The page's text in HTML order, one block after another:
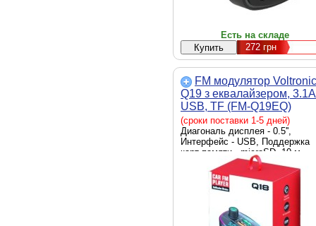
Есть на складе
272грн
FM модулятор Voltronic
Q19 з еквалайзером,
USB, TF (FM-Q19EQ)
(сроки поставки 1-5 дней)
Диагональ дисплея - 0.5'',
Интерфейс - USB, Поддержка
карт памяти - microSD, 10 м,
Минимальный частотный
диапазон, МГц - 87.5,
Максимальный частотный
диапазон, МГц - 108,
кнопками на трансмиттере,
Воспроизводимые форматы -